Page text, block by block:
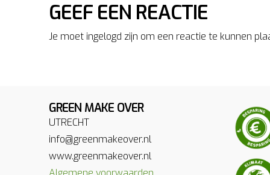
GEEF EEN REACTIE
Je moet ingelogd zijn om een reactie te kunnen
GREEN MAKE OVER
UTRECHT
info@greenmakeover.nl
www.greenmakeover.nl